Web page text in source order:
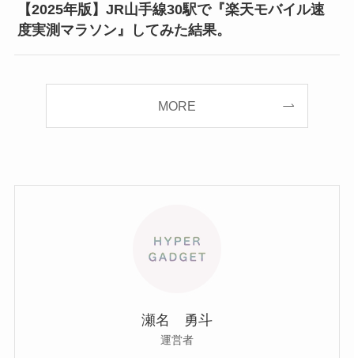
【2025年版】JR山手線30駅で『楽天モバイル速
度実測マラソン』してみた結果。
MORE
瀬名 勇斗
運営者